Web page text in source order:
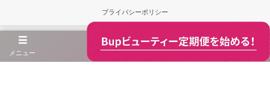
メニュー
プライバシーポリシー
お問合せ